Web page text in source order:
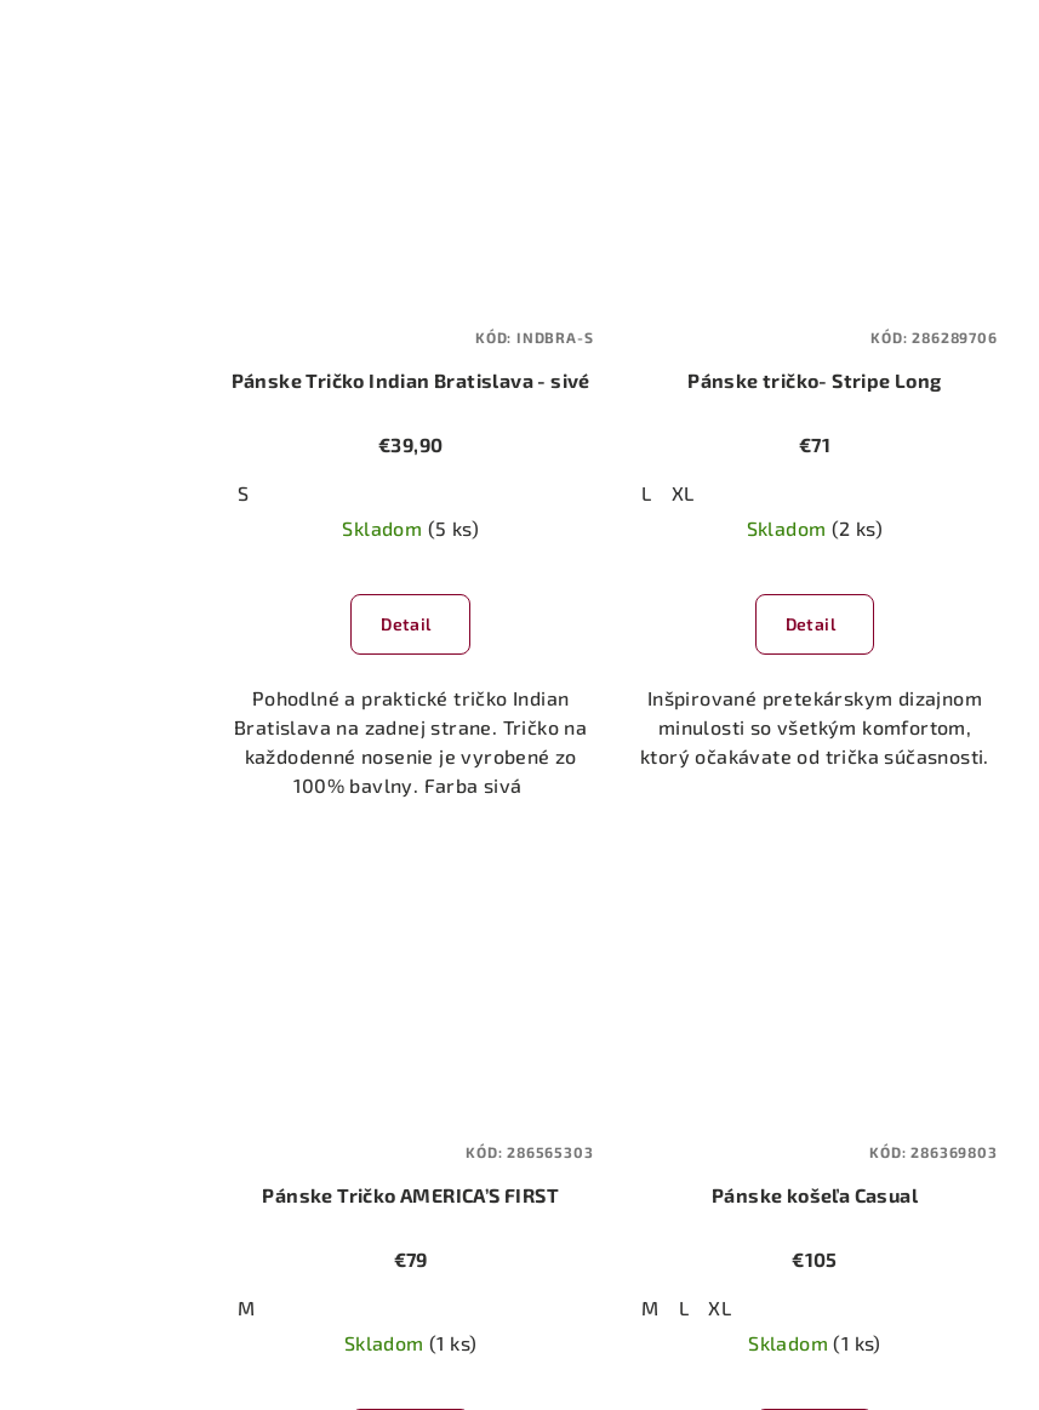
Pánske Tričko Indian Bratislava - sivé
€39,90
S
Skladom (5 ks)
Detail
Pohodlné a praktické tričko Indian
Bratislava na zadnej strane. Tričko na
každodenné nosenie je vyrobené zo
100% bavlny. Farba sivá
KÓD: INDBRA-S
Pánske tričko- Stripe Long
€71
L
XL
Skladom (2 ks)
Detail
Inšpirované pretekárskym dizajnom
minulosti so všetkým komfortom,
ktorý očakávate od trička súčasnosti.
KÓD:286289706
Pánske Tričko AMERICA’S FIRST
€79
M
Skladom(1 ks)
KÓD:286565303
Pánske košeľa Casual
€105
M L
XL
Skladom(1 ks)
KÓD:286369803